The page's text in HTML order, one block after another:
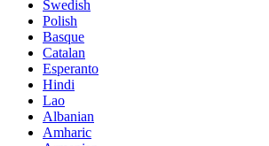
Swedish
Polish
Basque
Catalan
Esperanto
Hindi
Lao
Albanian
Amharic